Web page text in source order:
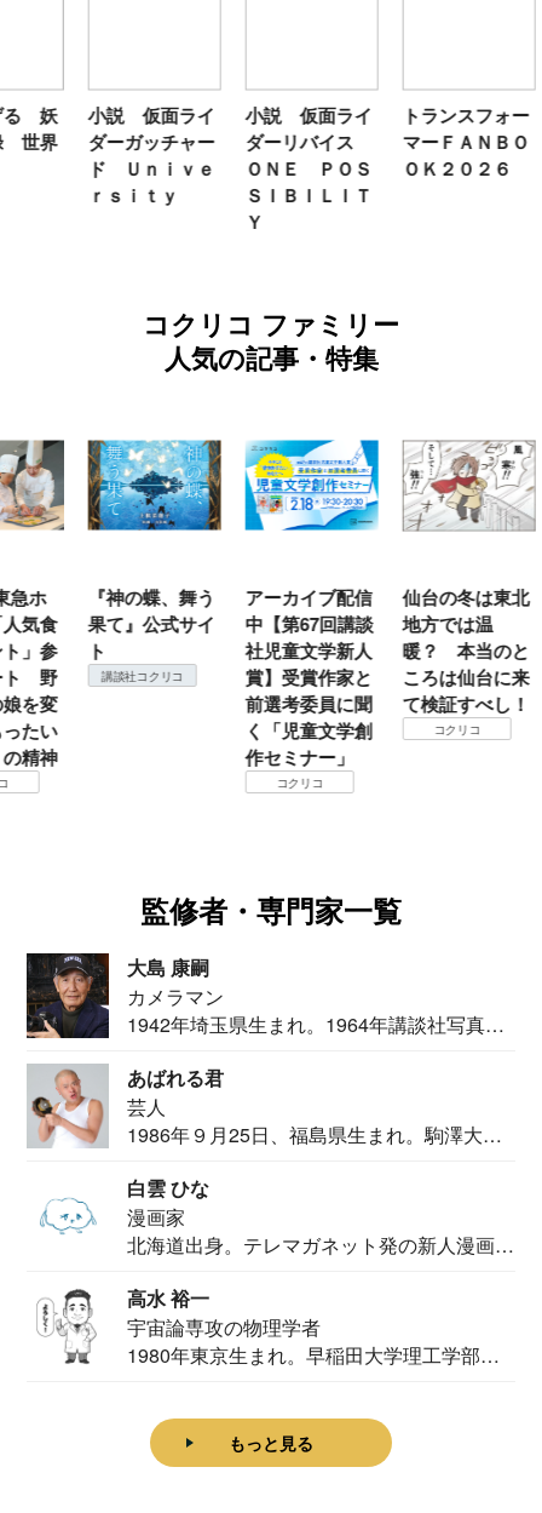
小説 仮面ライ
ダーガッチャー
ド Ｕｎｉｖｅ
ｒｓｉｔｙ
小説 仮面ライ
ダーリバイス
ＯＮＥ ＰＯＳ
ＳＩＢＩＬＩＴ
トランスフォー
マーＦＡＮＢＯ
ＯＫ２０２６
テ
コクリコ ファミリー
人気の記事・特集
『神の蝶、舞う
果て』公式サイ
ト
講談社コクリコ
アーカイブ配信
中【第67回講談
社児童文学新人
賞】受賞作家と
前選考委員に聞
く「児童文学創
作セミナー」
コクリコ
仙台の冬は東北
地方では温
暖？ 本当のと
ころは仙台に来
て検証すべし！
コクリコ
『
こ
月
監修者・専門家一覧
大島 康嗣
カメラマン
1942年埼玉県生まれ。1964年講談社写真部
あばれる君
芸人
1986年９月25日、福島県生まれ。駒澤大学
白雲 ひな
漫画家
北海道出身。テレマガネット発の新人漫画
高水 裕一
宇宙論専攻の物理学者
1980年東京生まれ。早稲田大学理工学部物
もっと見る